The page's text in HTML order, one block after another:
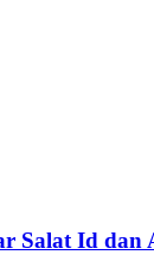
Salat Id dan